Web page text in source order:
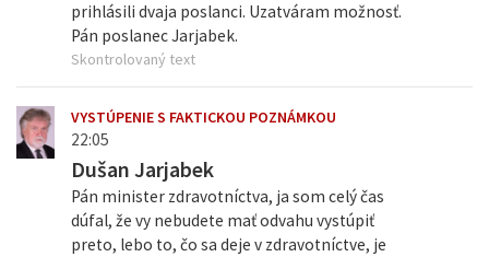
prihlásili dvaja poslanci. Uzatváram možnosť.
Pán poslanec Jarjabek.
Skontrolovaný text
VYSTÚPENIE S FAKTICKOU POZNÁMKOU
22:05
Dušan Jarjabek
Pán minister zdravotníctva, ja som celý čas
dúfal, že vy nebudete mať odvahu vystúpiť
preto, lebo to, čo sa deje v zdravotníctve, je